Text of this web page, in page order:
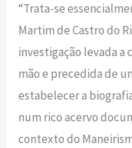
“Trata-se
Martim de Castro do
investigação levada a
mão e precedida de
estabelecer a
num rico acervo
contexto do